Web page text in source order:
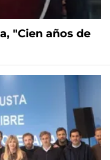
"Cien años de